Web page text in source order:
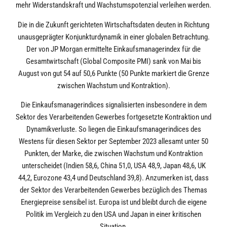
mehr Widerstandskraft und Wachstumspotenzial verleihen werden.
Die in die Zukunft gerichteten Wirtschaftsdaten deuten in Richtung
unausgeprägter Konjunkturdynamik in einer globalen Betrachtung.
Der von JP Morgan ermittelte Einkaufsmanagerindex für die
Gesamtwirtschaft (Global Composite PMI) sank von Mai bis
August von gut 54 auf 50,6 Punkte (50 Punkte markiert die Grenze
zwischen Wachstum und Kontraktion).
Die Einkaufsmanagerindices signalisierten insbesondere in dem
Sektor des Verarbeitenden Gewerbes fortgesetzte Kontraktion und
Dynamikverluste. So liegen die Einkaufsmanagerindices des
Westens für diesen Sektor per September 2023 allesamt unter 50
Punkten, der Marke, die zwischen Wachstum und Kontraktion
unterscheidet (Indien 58,6, China 51,0, USA 48,9, Japan 48,6, UK
44,2, Eurozone 43,4 und Deutschland 39,8). Anzumerken ist, dass
der Sektor des Verarbeitenden Gewerbes bezüglich des Themas
Energiepreise sensibel ist. Europa ist und bleibt durch die eigene
Politik im Vergleich zu den USA und Japan in einer kritischen